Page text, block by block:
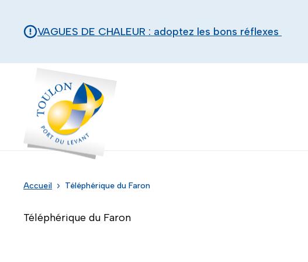
VAGUES DE CHALEUR : adoptez les bons réflexes
Accueil Téléphérique du Faron
Téléphérique du Faron